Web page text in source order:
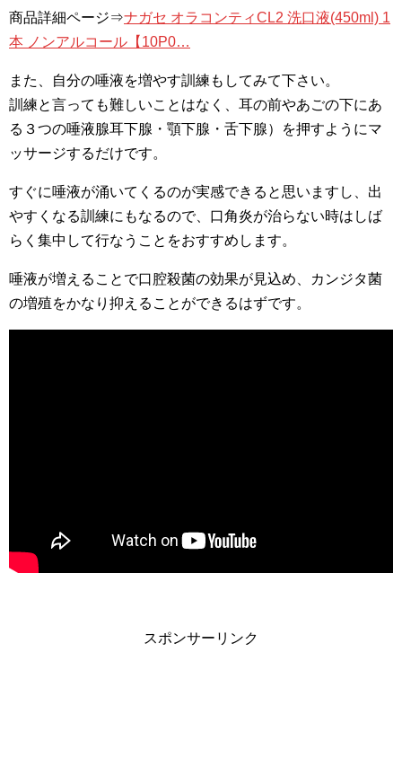
商品詳細ページ⇒ナガセ オラコンティCL2 洗口液(450ml) 1
本 ノンアルコール【10P0…
また、自分の唾液を増やす訓練もしてみて下さい。
訓練と言っても難しいことはなく、耳の前やあごの下にあ
る３つの唾液腺耳下腺・顎下腺・舌下腺）を押すようにマ
ッサージするだけです。
すぐに唾液が涌いてくるのが実感できると思いますし、出
やすくなる訓練にもなるので、口角炎が治らない時はしば
らく集中して行なうことをおすすめします。
唾液が増えることで口腔殺菌の効果が見込め、カンジタ菌
の増殖をかなり抑えることができるはずです。
スポンサーリンク